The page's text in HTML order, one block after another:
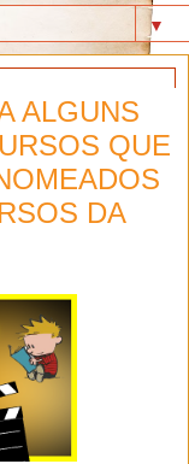
▼
ALGUNS
QUE
DA